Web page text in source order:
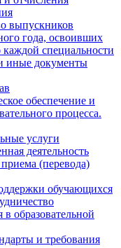
выпускников
года, освоивших
специальности
иные документы
обеспечение и
процесса.
услуги
деятельность
(перевода)
обучающихся
образовательной
и требования